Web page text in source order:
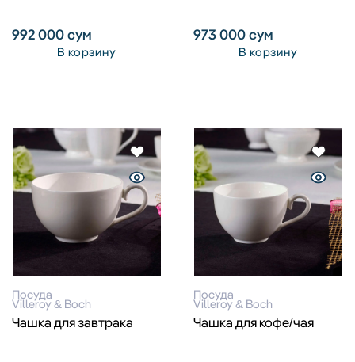
992 000сум
В корзину
973 000сум
В корзину
Посуда
Villeroy & Boch
Чашка для завтрака
Посуда
Villeroy & Boch
Чашка для кофе/чая